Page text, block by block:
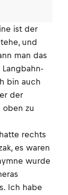
ist der
und
man das
bin auch
der
oben zu
rechts
es waren
wurde
Ich habe